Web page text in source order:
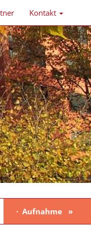
Kontakt
Aufnahme